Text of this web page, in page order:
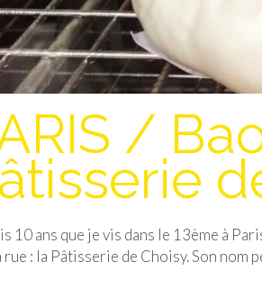
/
10 ans que je vis dans le 13ème à
rue : la Pâtisserie de Choisy. Son